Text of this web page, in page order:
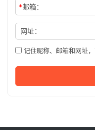
*邮箱：
网址：
记住昵称、邮箱和网址